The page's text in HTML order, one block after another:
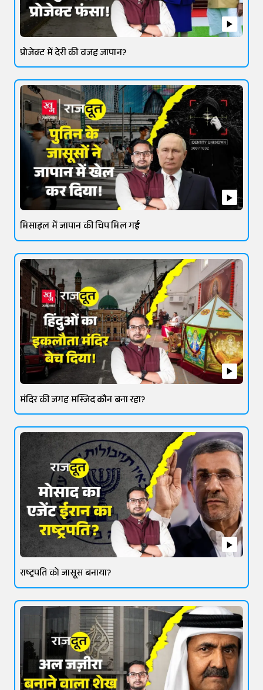
प्रोजेक्ट में देरी की वजह जापान?
मिसाइल में जापान की चिप मिल गई
मंदिर की जगह मस्जिद कौन बना रहा?
राष्ट्रपति को जासूस बनाया?